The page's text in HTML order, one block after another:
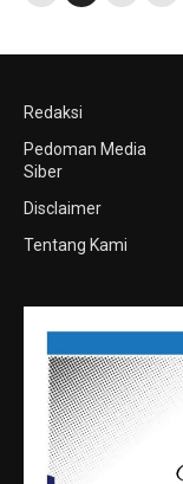
Redaksi
Pedoman Media
Siber
Disclaimer
Tentang Kami